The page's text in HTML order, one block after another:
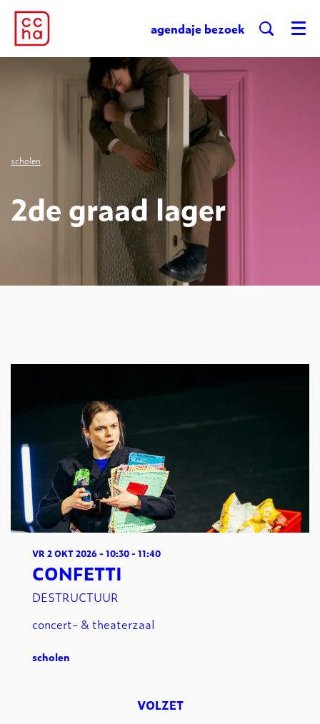
agendaje bezoek Menu
scholen
2de graad lager
CONFETTI
DESTRUCTUUR
VR 2 OKT 2026- 10:30 - 11:40
concert- & theaterzaal
scholen
VOLZET